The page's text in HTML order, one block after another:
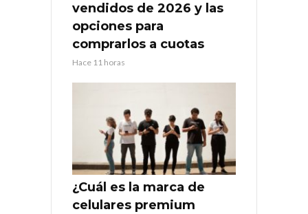
vendidos de 2026 y las
opciones para
comprarlos a cuotas
Hace 11 horas
¿Cuál es la marca de
celulares premium